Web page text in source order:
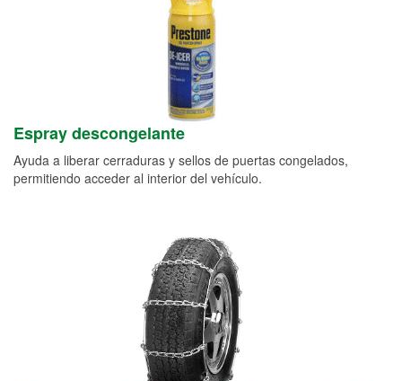
Espray descongelante
Ayuda a liberar cerraduras y sellos de puertas congelados,
permitiendo acceder al interior del vehículo.